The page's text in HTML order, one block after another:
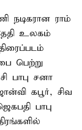
நடிகரான ராம்
உலகம்
பெற்று
பாபு சனா
கபூர், சிவ
பாபு